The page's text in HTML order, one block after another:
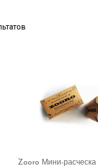
Zooro Мини-расческа